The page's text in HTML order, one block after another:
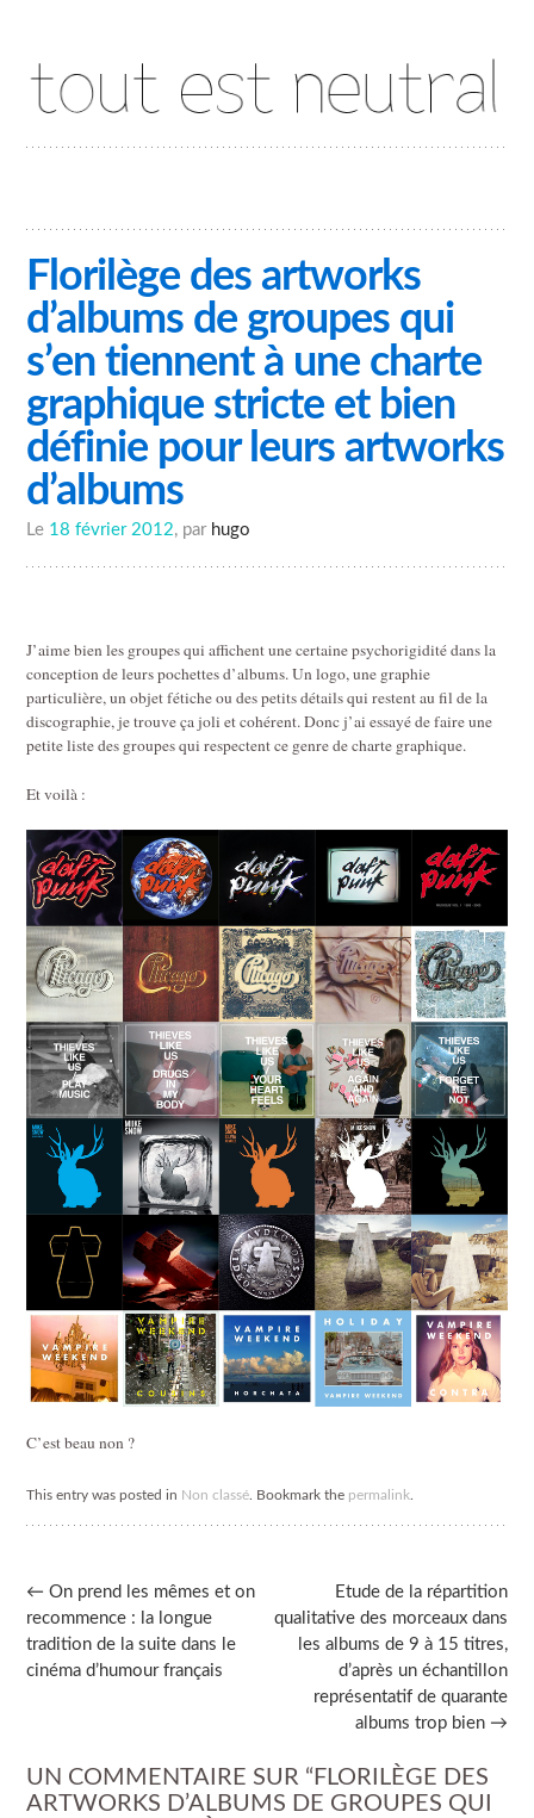
Florilège des artworks
d’albums de groupes qui
s’en tiennent à une charte
graphique stricte et bien
définie pour leurs artworks
d’albums
Le 18 février 2012, par hugo
J’aime bien les groupes qui affichent une certaine psychorigidité dans la
conception de leurs pochettes d’albums. Un logo, une graphie
particulière, un objet fétiche ou des petits détails qui restent au fil de la
discographie, je trouve ça joli et cohérent. Donc j’ai essayé de faire une
petite liste des groupes qui respectent ce genre de charte graphique.
Et voilà :
C’est beau non ?
This entry was posted in Non classé . Bookmark the permalink
Post
navigation
← On prend les mêmes et on
recommence : la longue
tradition de la suite dans le
cinéma d’humour français
Etude de la répartition
qualitative des morceaux dans
les albums de 9 à 15 titres,
d’après un échantillon
représentatif de quarante
albums trop bien →
UN COMMENTAIRE SUR “ FLORILÈGE DES
ARTWORKS D’ALBUMS DE GROUPES QUI